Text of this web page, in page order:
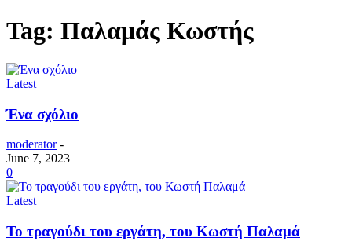
Tag: Παλαμάς Κωστής
Latest
Ένα σχόλιο
moderator -
June 7, 2023
0
Latest
Το τραγούδι του εργάτη, του Κωστή Παλαμά